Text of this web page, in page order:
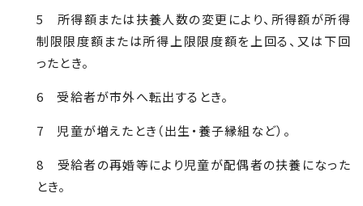
5 所得額または扶養人数の変更により、所得額が所得
制限限度額または所得上限限度額を上回る、又は下回
ったとき。
6 受給者が市外へ転出するとき。
7 児童が増えたとき（出生・養子縁組など）。
8 受給者の再婚等により児童が配偶者の扶養になった
とき。